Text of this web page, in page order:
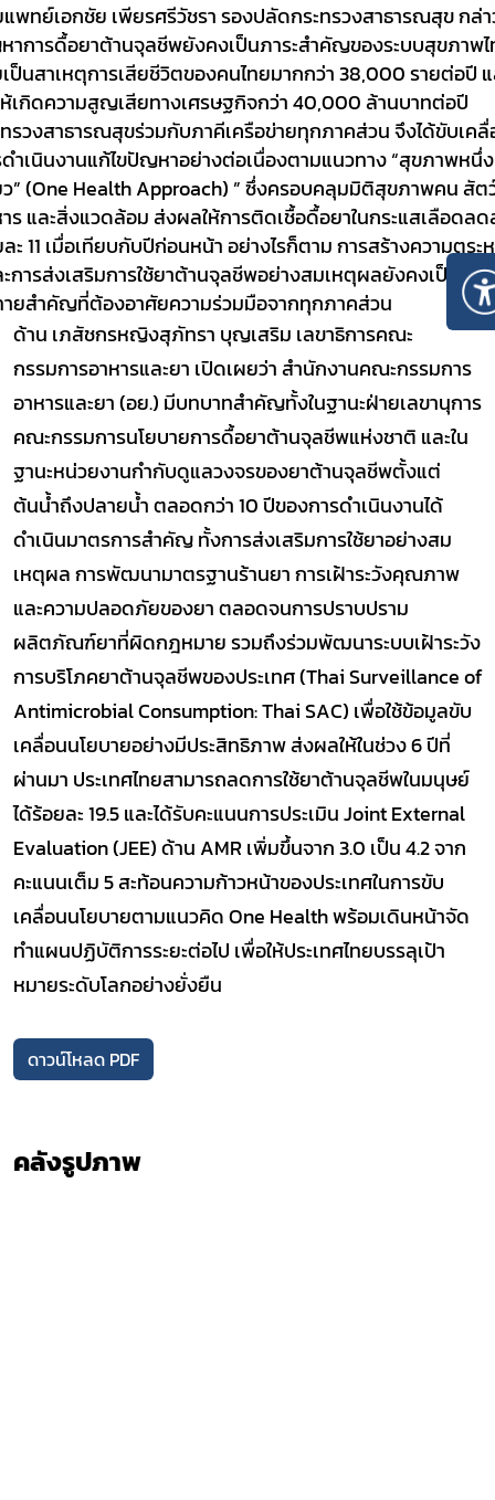
พทย์เอกชัย เพียรศรีวัชรา รองปลัดกระทรวงสาธารณสุขกล่
การดื้อยาต้านจุลชีพยังคงเป็นภาระสำคัญของระบบสุขภาพ
ป็นสาเหตุการเสียชีวิตของคนไทยมากกว่า38,000รายต่อปี
เกิดความสูญเสียทางเศรษฐกิจกว่า40,000ล้านบาทต่อปี
รวงสาธารณสุขร่วมกับภาคีเครือข่ายทุกภาคส่วน จึงได้ขับเค
ำเนินงานแก้ไขปัญหาอย่างต่อเนื่องตามแนวทาง “สุขภาพหนึ่ง
” (One Health Approach) ”ซึ่งครอบคลุมมิติสุขภาพคน สัต
ร และสิ่งแวดล้อม ส่งผลให้การติดเชื้อดื้อยาในกระแสเลือดล
ละ11 เมื่อเทียบกับปีก่อนหน้าอย่างไรก็ตาม การสร้างความตระ
การส่งเสริมการใช้ยาต้านจุลชีพอย่างสมเหตุผลยังคงเป็นคว
ายสำคัญที่ต้องอาศัยความร่วมมือจากทุกภาคส่วน
ด้าน เภสัชกรหญิงสุภัทรา บุญเสริม เลขาธิการคณะ
กรรมการอาหารและยา เปิดเผยว่า สำนักงานคณะกรรมการ
อาหารและยา (อย.) มีบทบาทสำคัญทั้งในฐานะฝ่ายเลขานุการ
คณะกรรมการนโยบายการดื้อยาต้านจุลชีพแห่งชาติ และใน
ฐานะหน่วยงานกำกับดูแลวงจรของยาต้านจุลชีพตั้งแต่
ต้นน้ำถึงปลายน้ำ ตลอดกว่า 10 ปีของการดำเนินงานได้
ดำเนินมาตรการสำคัญ ทั้งการส่งเสริมการใช้ยาอย่างสม
เหตุผล การพัฒนามาตรฐานร้านยา การเฝ้าระวังคุณภาพ
และความปลอดภัยของยา ตลอดจนการปราบปราม
ผลิตภัณฑ์ยาที่ผิดกฎหมาย รวมถึงร่วมพัฒนาระบบเฝ้าระวัง
การบริโภคยาต้านจุลชีพของประเทศ (Thai Surveillance of
Antimicrobial Consumption: Thai SAC) เพื่อใช้ข้อมูลขับ
เคลื่อนนโยบายอย่างมีประสิทธิภาพ ส่งผลให้ในช่วง 6 ปีที่
ผ่านมา ประเทศไทยสามารถลดการใช้ยาต้านจุลชีพในมนุษย์
ได้ร้อยละ 19.5และได้รับคะแนนการประเมินJoint External
Evaluation (JEE)ด้าน AMRเพิ่มขึ้นจาก 3.0 เป็น 4.2 จาก
คะแนนเต็ม 5 สะท้อนความก้าวหน้าของประเทศในการขับ
เคลื่อนนโยบายตามแนวคิดOne Healthพร้อมเดินหน้าจัด
ทำแผนปฏิบัติการระยะต่อไป เพื่อให้ประเทศไทยบรรลุเป้า
หมายระดับโลกอย่างยั่งยืน
ดาวน์โหลด PDF
คลังรูปภาพ